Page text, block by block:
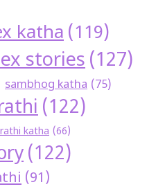
katha (119)
stories(127)
sambhog katha (75)
(122)
katha (66)
(122)
(91)